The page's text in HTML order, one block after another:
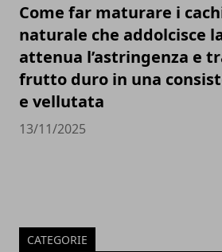
Come far maturare i
naturale che addolcisce
attenua l’astringenza e
frutto duro in una
e vellutata
13/11/2025
CATEGORIE